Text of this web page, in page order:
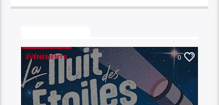
ÉVÉNEMENTS 0